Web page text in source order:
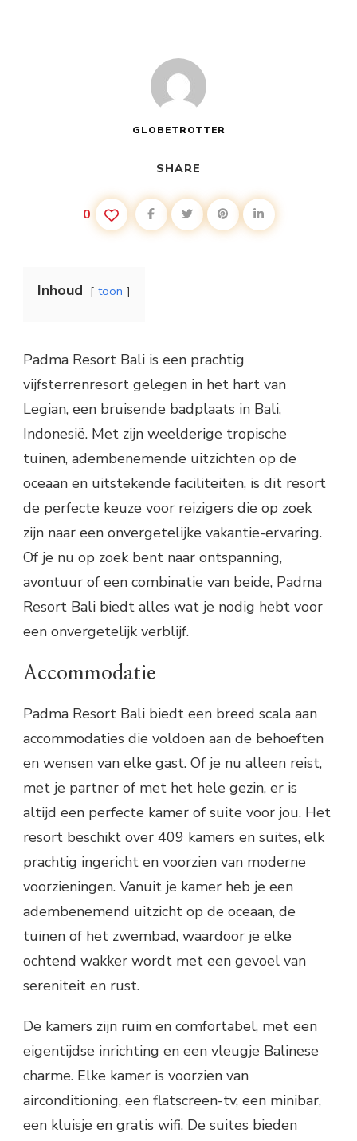
GLOBETROTTER
SHARE
0
Inhoud toon
Padma Resort Bali is een prachtig
vijfsterrenresort gelegen in het hart van
Legian, een bruisende badplaats in Bali,
Indonesië. Met zijn weelderige tropische
tuinen, adembenemende uitzichten op de
oceaan en uitstekende faciliteiten, is dit resort
de perfecte keuze voor reizigers die op zoek
zijn naar een onvergetelijke vakantie-ervaring.
Of je nu op zoek bent naar ontspanning,
avontuur of een combinatie van beide, Padma
Resort Bali biedt alles wat je nodig hebt voor
een onvergetelijk verblijf.
Accommodatie
Padma Resort Bali biedt een breed scala aan
accommodaties die voldoen aan de behoeften
en wensen van elke gast. Of je nu alleen reist,
met je partner of met het hele gezin, er is
altijd een perfecte kamer of suite voor jou. Het
resort beschikt over 409 kamers en suites, elk
prachtig ingericht en voorzien van moderne
voorzieningen. Vanuit je kamer heb je een
adembenemend uitzicht op de oceaan, de
tuinen of het zwembad, waardoor je elke
ochtend wakker wordt met een gevoel van
sereniteit en rust.
De kamers zijn ruim en comfortabel, met een
eigentijdse inrichting en een vleugje Balinese
charme. Elke kamer is voorzien van
airconditioning, een flatscreen-tv, een minibar,
een kluisje en gratis wifi. De suites bieden